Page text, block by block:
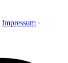
Impressum ·